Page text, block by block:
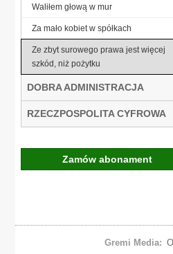
Waliłem głową w mur
Za mało kobiet w spółkach
Ze zbyt surowego prawa jest więcej
szkód, niż pożytku
DOBRA ADMINISTRACJA
RZECZPOSPOLITA CYFROWA
Zamów abonament
Gremi Media: